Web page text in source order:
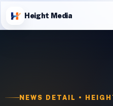
Height Media
NEWS DETAIL •